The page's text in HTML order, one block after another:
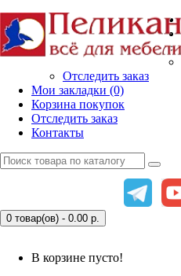
Отследить заказ
Мои закладки (0)
Корзина покупок
Отследить заказ
Контакты
0 товар(ов) - 0.00 р.
В корзине пусто!